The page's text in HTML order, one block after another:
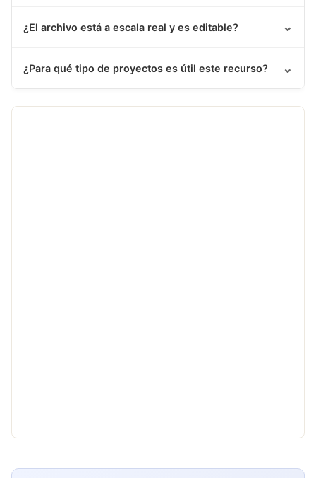
¿El archivo está a escala real y es editable? ⌄
¿Para qué tipo de proyectos es útil este recurso? ⌄